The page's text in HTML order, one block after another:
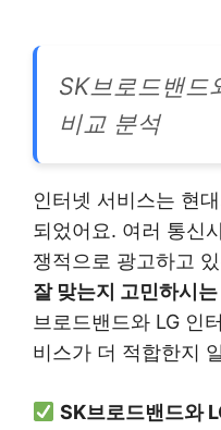
SK브로드밴드
비교 분석
인터넷 서비스는 현
되었어요. 여러 통신
쟁적으로 광고하고
잘 맞는지 고민하시
브로드밴드와 LG 인
비스가 더 적합한지
SK브로드밴드와